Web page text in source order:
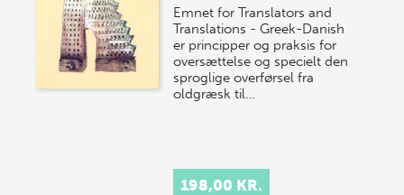
Emnet for Translators and
Translations - Greek-Danish
er principper og praksis for
oversættelse og specielt den
sproglige overførsel fra
oldgræsk til…
198,00 KR.